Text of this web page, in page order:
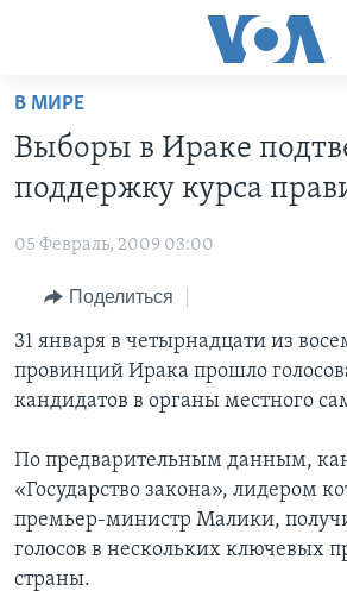
Перейти
основной
контент
навигации
Перейти
поиск
ГЛАВНОЕ
ПРОГРАММЫ
НОВОСТИ ЗА МИНУТУ
ИТОГИ
ПОЧЕМУ ЭТО ВАЖНО?
ДИСКУССИЯ VOA
НЬЮ-ЙОРК NEW YORK
АМЕРИКА. БОЛЬШОЕ ПУТЕШЕСТВИЕ
ПРОЕКТЫ
УЧИМ АНГЛИЙСКИЙ
НАША АМЕРИКАНСКАЯ ИСТОРИЯ
А КАК В АМЕРИКЕ?
АРТЕФАКТЫ
ТЕСТЫ
ЭКСПЕРТИЗА
ИНТЕРВЬЮ
ФАКТЫ ПРОТИВ ФЕЙКОВ
ЗА СВОБОДУ ПРЕССЫ
ВИДЕО
ПОДПИСКА НА НОВОСТИ
Learning English
В МИРЕ
Выборы в Ираке
поддержку курса
05 Февраль, 2009 03:00
Поделиться
31 января в четырнадцати из
провинций Ирака прошло
кандидатов в органы местного
По предварительным данным,
«Государство закона», лидером
премьер-министр Малики,
голосов в нескольких ключевых
страны.